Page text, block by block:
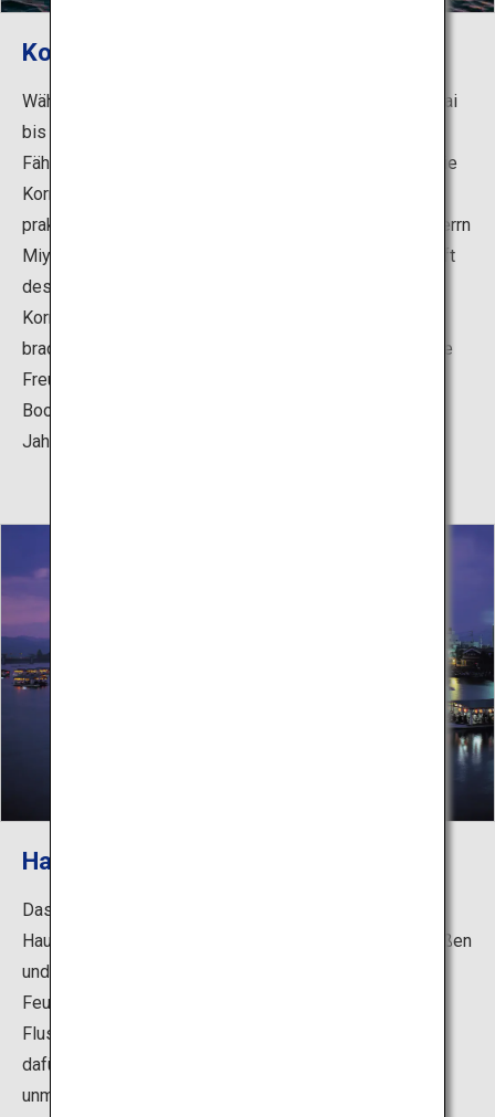
Kormoranfischerei in Hita
Während der Ayu-Angelsaison („Sweetfish“) vom 20. Mai
bis Ende Oktober können Sie die erstaunlichen
Fähigkeiten der Kormoranfischer hautnah miterleben. Die
Kormoranfischerei, die in Hita schon seit 400 Jahren
praktiziert wird, wurde angeblich vom Hinokuma-Burgherrn
Miyagi Chojiro eingeführt, der während der Regentschaft
des Toyotomi Hideyoshi im Jahr 1594 vier
Kormoranfischer vom Fluss Nagara in Gifu nach Hita
brachte. Die nachfolgenden Magistraten schienen große
Freude daran zu haben, die Kormoranfischerei und
Bootsfahrt zu schützen und zu fördern und zu jeder
Jahreszeit frischen Flussfisch zu genießen.
Hausboote
Das Besondere an den Hita Onsen Inns sind die
Hausboote, auf denen die Gäste ihr Abendessen genießen
und bei der Kormoranfischerei zusehen. Das große
Feuerwerksfestival bildet den Auftakt zum Hita-
Flusstouren-Festival zu Beginn des Sommers und ist
dafür bekannt, dass die Zuschauer das Feuerwerk aus
unmittelbarer Nähe erleben. In klaren Herbstnächten